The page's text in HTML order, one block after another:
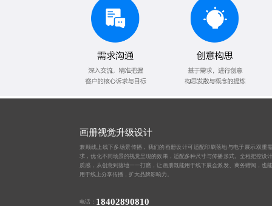
画册视觉升级设计
兼顾线上线下多场景传播，我们的画册设计可适配印刷落地与电子展示双重
求，优化不同场景的视觉呈现的效果，适配多种尺寸与传播形式。全程把控设
质感，从创意到落地一一打磨，让画册既能用于线下展会派发、商务赠阅，也
用于线上分享传播，扩大品牌影响力。
电话： 18402890810